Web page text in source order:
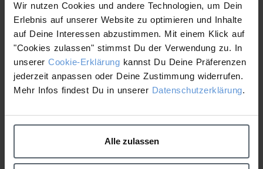
Wir nutzen Cookies und andere Technologien, um Dein
Erlebnis auf unserer Website zu optimieren und Inhalte
auf Deine Interessen abzustimmen. Mit einem Klick auf
"Cookies zulassen" stimmst Du der Verwendung zu. In
unserer Cookie-Erklärung kannst Du Deine Präferenzen
jederzeit anpassen oder Deine Zustimmung widerrufen.
Mehr Infos findest Du in unserer Datenschutzerklärung.
Alle zulassen
Dermalogicas Topseller kennenlernen und